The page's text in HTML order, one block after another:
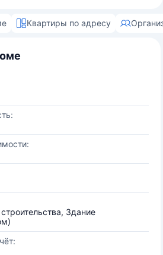
Квартиры по адресу
Здание